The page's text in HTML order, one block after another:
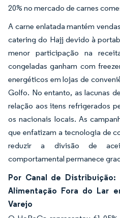
20% no mercado de carnes
A carne enlatada mantém
catering do Hajj devido à
menor participação na
congeladas ganham com
energéticos em lojas de
Golfo. No entanto, as lacunas
relação aos itens refrigerados
os nacionais locais. As
que enfatizam a tecnologia de
reduzir a divisão de
comportamental permanece
Por Canal de
Alimentação Fora do Lar
Varejo